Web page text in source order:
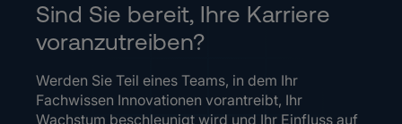
Sind Sie bereit, Ihre Karriere
voranzutreiben?
Werden Sie Teil eines Teams, in dem Ihr
Fachwissen Innovationen vorantreibt, Ihr
Wachstum beschleunigt wird und Ihr Einfluss auf